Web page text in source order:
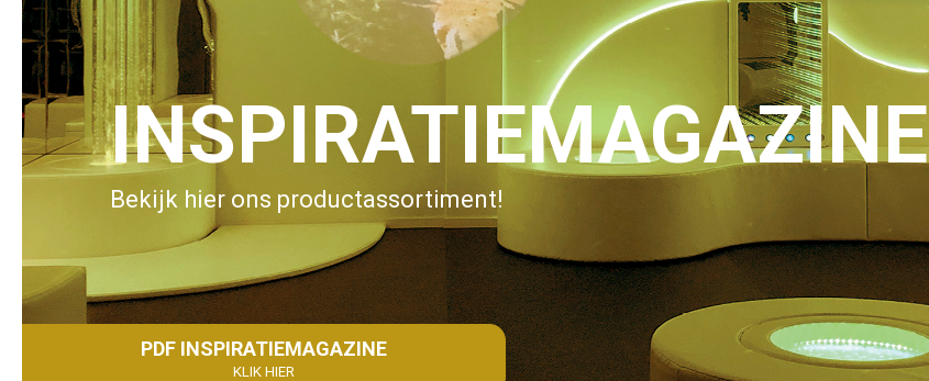
INSPIRATIEMAGAZINE
Bekijk hier ons productassortiment!
PDF INSPIRATIEMAGAZINE
KLIK HIER